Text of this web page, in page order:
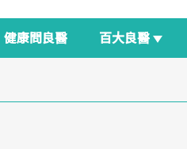
健康問良醫 百大良醫